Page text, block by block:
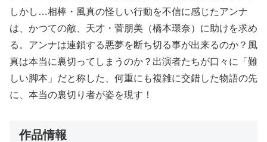
しかし…相棒・風真の怪しい行動を不信に感じたアンナ
は、かつての敵、天才・菅朋美（橋本環奈）に助けを求め
る。アンナは連鎖する悪夢を断ち切る事が出来るのか？風
真は本当に裏切ってしまうのか？出演者たちが口々に「難
しい脚本」だと称した、何重にも複雑に交錯した物語の先
に、本当の裏切り者が姿を現す！
作品情報